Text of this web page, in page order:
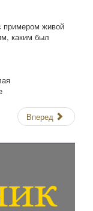
примером живой
каким был
Вперед